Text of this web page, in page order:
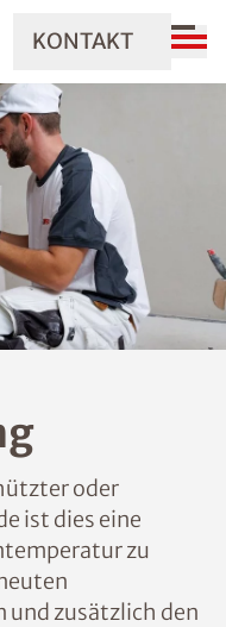
KONTAKT
oder
ist dies eine
zu
und zusätzlich den